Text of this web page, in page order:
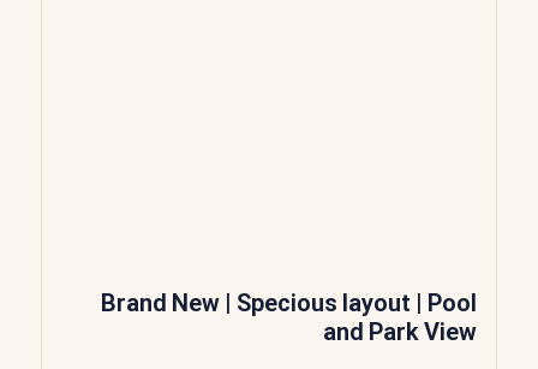
Brand New | Specious layout | Pool
and Park View